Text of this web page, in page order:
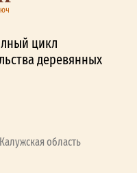
цикл
деревянных
область